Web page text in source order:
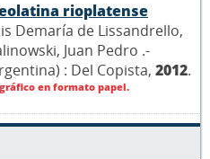
rioplatense
Demaría de Lissandrello,
Juan Pedro .-
: Del Copista, 2012.
en formato papel.